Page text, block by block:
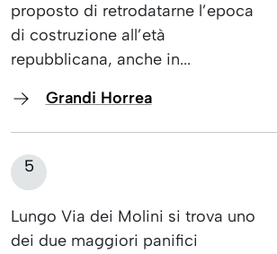
proposto di retrodatarne l’epoca
di costruzione all’età
repubblicana, anche in...
Grandi Horrea
5
Lungo Via dei Molini si trova uno
dei due maggiori panifici